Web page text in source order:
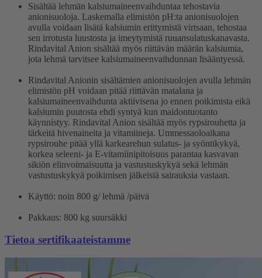
Sisältää lehmän kalsiumaineenvaihduntaa tehostavia
anionisuoloja. Laskemalla elimistön pH:ta anionisuolojen
avulla voidaan lisätä kalsiumin erittymistä virtsaan, tehostaa
sen irrotusta luustosta ja imeytymistä ruuansulatuskanavasta.
Rindavital Anion sisältää myös riittävän määrän kalsiumia,
jota lehmä tarvitsee kalsiumaineenvaihdunnan lisääntyessä.
Rindavital Anionin sisältämien anionisuolojen avulla lehmän
elimistön pH voidaan pitää riittävän matalana ja
kalsiumaineenvaihdunta aktiivisena jo ennen poikimista eikä
kalsiumin puutosta ehdi syntyä kun maidontuotanto
käynnistyy. Rindavital Anion sisältää myös rypsirouhetta ja
tärkeitä hivenaineita ja vitamiineja. Ummessaoloaikana
rypsirouhe pitää yllä karkearehun sulatus- ja syöntikykyä,
korkea seleeni- ja E-vitamiinipitoisuus parantaa kasvavan
sikiön elinvoimaisuutta ja vastustuskykyä sekä lehmän
vastustuskykyä poikimisen jälkeisiä sairauksia vastaan.
Käyttö: noin 800 g/ lehmä /päivä
Pakkaus: 800 kg suursäkki
Tietoa sertifikaateistamme